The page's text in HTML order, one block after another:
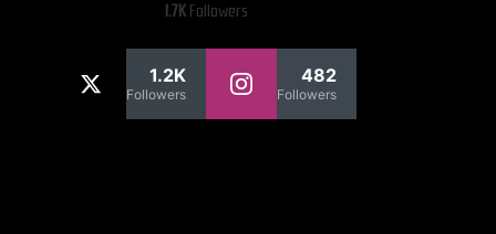
1.7KFollowers
1.2K
Followers
482
Followers